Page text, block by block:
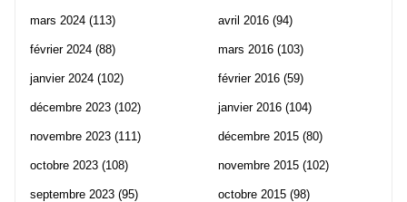
mars 2024 (113)
février 2024 (88)
janvier 2024 (102)
décembre 2023 (102)
novembre 2023 (111)
octobre 2023 (108)
septembre 2023 (95)
avril 2016 (94)
mars 2016 (103)
février 2016 (59)
janvier 2016 (104)
décembre 2015 (80)
novembre 2015 (102)
octobre 2015 (98)